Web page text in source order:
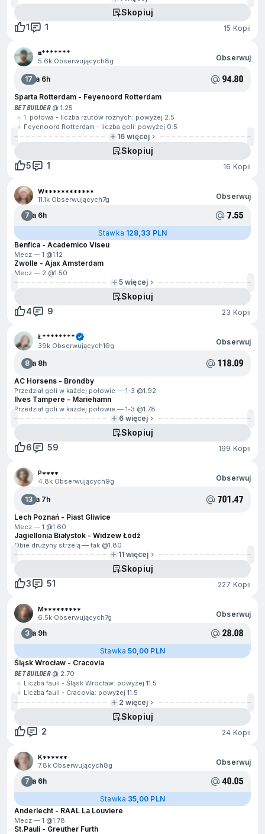
Skopiuj
1
1 15 Kopii
𝐧*******
5.6k Obserwujących8g Obserwuj
17Za 6h 94.80
Sparta Rotterdam - Feyenoord Rotterdam
BET BUILDER@ 1.25
1. połowa - liczba rzutów rożnych: powyżej 2.5
Feyenoord Rotterdam - liczba goli: powyżej 0.5
16 więcej
Skopiuj
5
1 16 Kopii
W************
11.1k Obserwujących7g Obserwuj
7Za 6h 7.55
Stawka 128,33 PLN
Benfica - Academico Viseu
Mecz — 1 @1.12
Zwolle - Ajax Amsterdam
Mecz — 2 @1.50
5 więcej
Skopiuj
4
9 23 Kopii
Ł********
39k Obserwujących19g Obserwuj
8Za 8h 118.09
AC Horsens - Brondby
Przedział goli w każdej połowie — 1-3 @1.92
Ilves Tampere - Mariehamn
Przedział goli w każdej połowie — 1-3 @1.78
6 więcej
Skopiuj
6
59 199 Kopii
P****
4.8k Obserwujących9g Obserwuj
13Za 7h 701.47
Lech Poznań - Piast Gliwice
Mecz — 1 @1.60
Jagiellonia Białystok - Widzew Łódź
Obie drużyny strzelą — tak @1.80
11 więcej
Skopiuj
3
51 227 Kopii
M*********
6.5k Obserwujących7g Obserwuj
3Za 9h 28.08
Stawka 50,00 PLN
Śląsk Wrocław - Cracovia
BET BUILDER@ 2.70
Liczba fauli - Śląsk Wrocław: powyżej 11.5
Liczba fauli - Cracovia: powyżej 11.5
2 więcej
Skopiuj
2
24 Kopii
K******
7.8k Obserwujących8g Obserwuj
7Za 6h 40.05
Stawka 35,00 PLN
Anderlecht - RAAL La Louviere
Mecz — 1 @1.78
St.Pauli - Greuther Furth